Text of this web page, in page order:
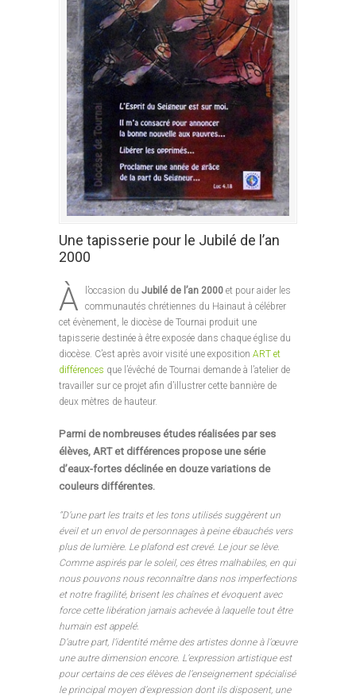
Une tapisserie pour le Jubilé de l’an
2000
À l’occasion du Jubilé de l’an 2000 et pour aider les
communautés chrétiennes du Hainaut à célébrer
cet évènement, le diocèse de Tournai produit une
tapisserie destinée à être exposée dans chaque église du
diocèse. C’est après avoir visité une exposition ART et
différences que l’évêché de Tournai demande à l’atelier de
travailler sur ce projet afin d’illustrer cette bannière de
deux mètres de hauteur.
Parmi de nombreuses études réalisées par ses
élèves, ART et différences propose une série
d’eaux-fortes déclinée en douze variations de
couleurs différentes.
“D’une part les traits et les tons utilisés suggèrent un
éveil et un envol de personnages à peine ébauchés vers
plus de lumière. Le plafond est crevé. Le jour se lève.
Comme aspirés par le soleil, ces êtres malhabiles, en qui
nous pouvons nous reconnaître dans nos imperfections
et notre fragilité, brisent les chaînes et évoquent avec
force cette libération jamais achevée à laquelle tout être
humain est appelé.
D’autre part, l’identité même des artistes donne à l’œuvre
une autre dimension encore. L’expression artistique est
pour certains de ces élèves de l’enseignement spécialisé
le principal moyen d’expression dont ils disposent, une